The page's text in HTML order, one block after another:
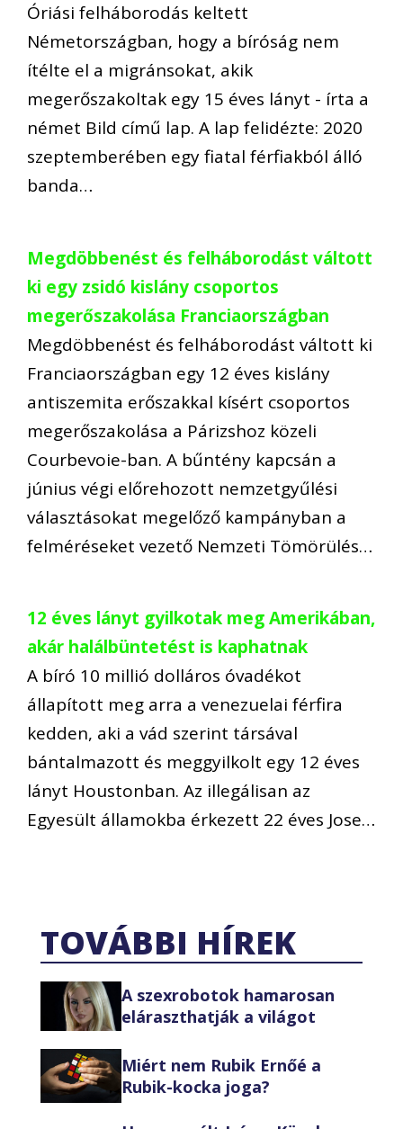
Óriási felháborodás keltett
Németországban, hogy a bíróság nem
ítélte el a migránsokat, akik
megerőszakoltak egy 15 éves lányt - írta a
német Bild című lap. A lap felidézte: 2020
szeptemberében egy fiatal férfiakból álló
banda…
Megdöbbenést és felháborodást váltott
ki egy zsidó kislány csoportos
megerőszakolása Franciaországban
Megdöbbenést és felháborodást váltott ki
Franciaországban egy 12 éves kislány
antiszemita erőszakkal kísért csoportos
megerőszakolása a Párizshoz közeli
Courbevoie-ban. A bűntény kapcsán a
június végi előrehozott nemzetgyűlési
választásokat megelőző kampányban a
felméréseket vezető Nemzeti Tömörülés…
12 éves lányt gyilkotak meg Amerikában,
akár halálbüntetést is kaphatnak
A bíró 10 millió dolláros óvadékot
állapított meg arra a venezuelai férfira
kedden, aki a vád szerint társával
bántalmazott és meggyilkolt egy 12 éves
lányt Houstonban. Az illegálisan az
Egyesült államokba érkezett 22 éves Jose…
TOVÁBBI HÍREK
A szexrobotok hamarosan
eláraszthatják a világot
Miért nem Rubik Ernőé a
Rubik-kocka joga?